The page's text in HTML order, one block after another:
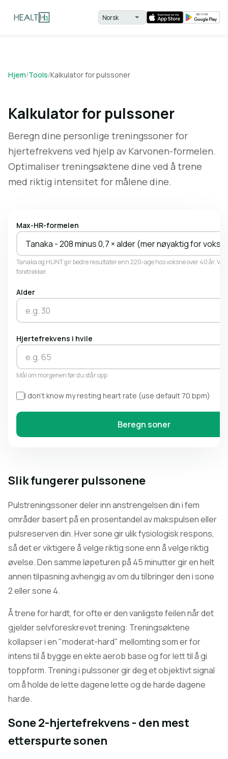
Hjem/Tools/Kalkulator for pulssoner
Kalkulator for pulssoner
Beregn dine personlige treningssoner for
hjertefrekvens ved hjelp av Karvonen-formelen.
Optimaliser treningsøktene dine ved å trene
med riktig intensitet for målene dine.
Max-HR-formelen
Tanaka - 208 minus 0,7 × alder (mer nøyaktig for
Tanaka og HUNT gir bedre resultater enn 220-age hos voksne over 40 år.
foretrekker.
Alder
Hjertefrekvens i hvile
Mål om morgenen før du står opp
I don't know my resting heart rate (use default 70 bpm)
Beregn soner
Slik fungerer pulssonene
Pulstreningssoner deler inn anstrengelsen din i fem
områder basert på en prosentandel av makspulsen eller
pulsreserven din. Hver sone gir ulik fysiologisk respons,
så det er viktigere å velge riktig sone enn å velge riktig
øvelse. Den samme løpeturen på 45 minutter gir en helt
annen tilpasning avhengig av om du tilbringer den i sone
2 eller sone 4.
Å trene for hardt, for ofte er den vanligste feilen når det
gjelder selvforeskrevet trening: Treningsøktene
kollapser i en "moderat-hard" mellomting som er for
intens til å bygge en ekte aerob base og for lett til å gi
toppform. Trening i pulssoner gir deg et objektivt signal
om å holde de lette dagene lette og de harde dagene
harde.
Sone 2-hjertefrekvens - den mest
etterspurte sonen